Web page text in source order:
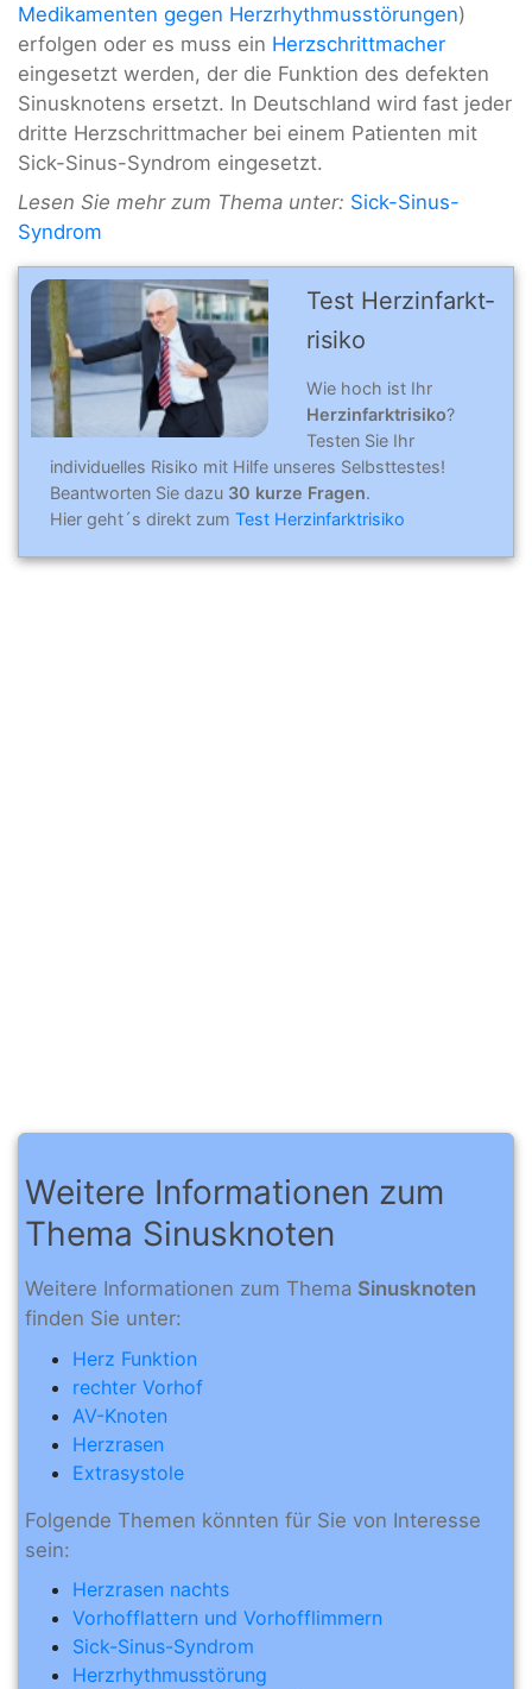
Medikamenten gegen Herzrhythmusstörungen)
erfolgen oder es muss ein Herzschrittmacher
eingesetzt werden, der die Funktion des defekten
Sinusknotens ersetzt. In Deutschland wird fast jeder
dritte Herzschrittmacher bei einem Patienten mit
Sick-Sinus-Syndrom eingesetzt.
Lesen Sie mehr zum Thema unter: Sick-Sinus-
Syndrom
Test Herz­­­in­farkt­­­
risi­ko
Wie hoch ist Ihr
Herzinfarktrisiko?
Testen Sie Ihr
individuelles Risiko mit Hilfe unseres Selbsttestes!
Beantworten Sie dazu 30 kurze Fragen.
Hier geht´s direkt zum Test Herzinfarktrisiko
Weitere Informationen zum
Thema Sinusknoten
Weitere Informationen zum Thema Sinusknoten
finden Sie unter:
Herz Funktion
rechter Vorhof
AV-Knoten
Herzrasen
Extrasystole
Folgende Themen könnten für Sie von Interesse
sein:
Herzrasen nachts
Vorhofflattern und Vorhofflimmern
Sick-Sinus-Syndrom
Herzrhythmusstörung